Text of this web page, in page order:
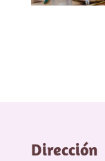
Dirección